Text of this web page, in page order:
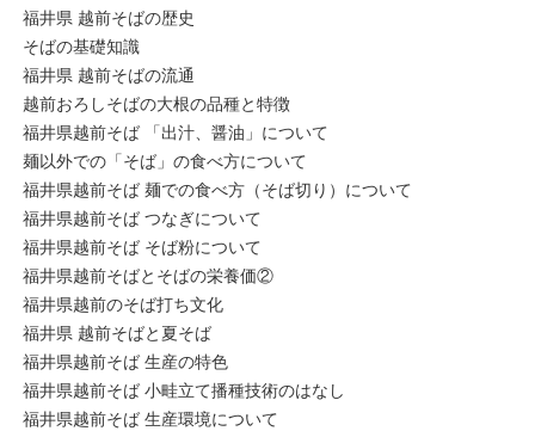
福井県 越前そばの歴史
そばの基礎知識
福井県 越前そばの流通
越前おろしそばの大根の品種と特徴
福井県越前そば 「出汁、醤油」について
麺以外での「そば」の食べ方について
福井県越前そば 麺での食べ方（そば切り）について
福井県越前そば つなぎについて
福井県越前そば そば粉について
福井県越前そばとそばの栄養価②
福井県越前のそば打ち文化
福井県 越前そばと夏そば
福井県越前そば 生産の特色
福井県越前そば 小畦立て播種技術のはなし
福井県越前そば 生産環境について